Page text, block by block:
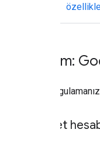
adım:
Chat
Hizmet